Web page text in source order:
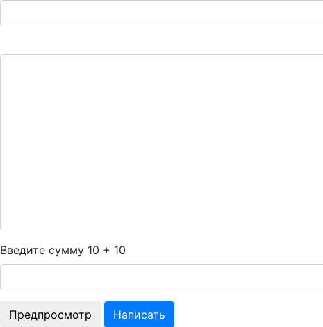
Введите сумму 10 + 10